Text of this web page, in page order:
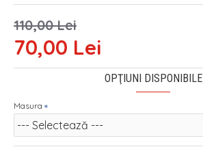
70,00 Lei
110,00 Lei
OPŢIUNI DISPONIBILE
Masura